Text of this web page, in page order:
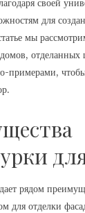
своей
для
мы
отделанных
примерами,
рядом
для отделки